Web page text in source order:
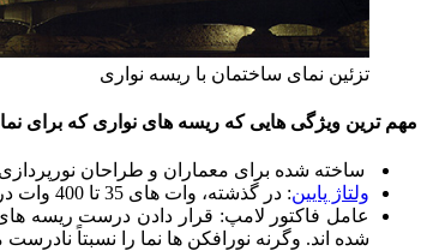
تزئین نمای ساختمان با ریسه نواری
مهم ترین ویژگی هایی که ریسه های نواری که برای
ساخته شده برای معماران و طراحان
ولتاژ پایین: در گذشته، وات های 35 تا 400 وات در هر نقطه روشنایی در مورد نورافکن های HIT غیر معمول نبودند. اما امروزه دامنه بسیاری از محصولات ریسه روشنایی حداکثر 50 وات است.
عامل فاکتور لامپ: قرار دادن درست ریسه های
شده اند. وگرنه نورافکن ها نما را نسبتاً